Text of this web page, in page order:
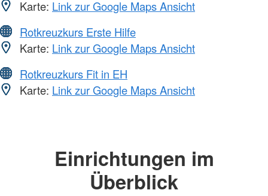
Karte: Link zur Google Maps Ansicht
Rotkreuzkurs Erste Hilfe
Karte: Link zur Google Maps Ansicht
Rotkreuzkurs Fit in EH
Karte: Link zur Google Maps Ansicht
Einrichtungen im
Überblick